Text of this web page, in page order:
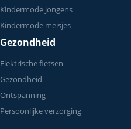
Kindermode jongens
Kindermode meisjes
Gezondheid
Elektrische fietsen
Gezondheid
Ontspanning
Persoonlijke verzorging